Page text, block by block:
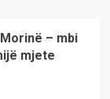
– mbi
mjete